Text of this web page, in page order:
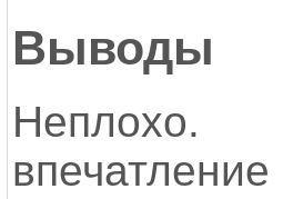
Выводы
Неплохо.